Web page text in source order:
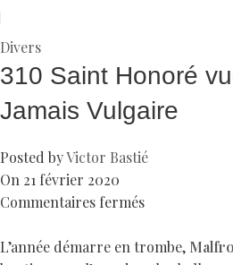
Divers
310 Saint Honoré
Jamais Vulgaire
Posted byVictor Bastié
On 21 février 2020
Commentaires fermés
L’année démarre en trombe,